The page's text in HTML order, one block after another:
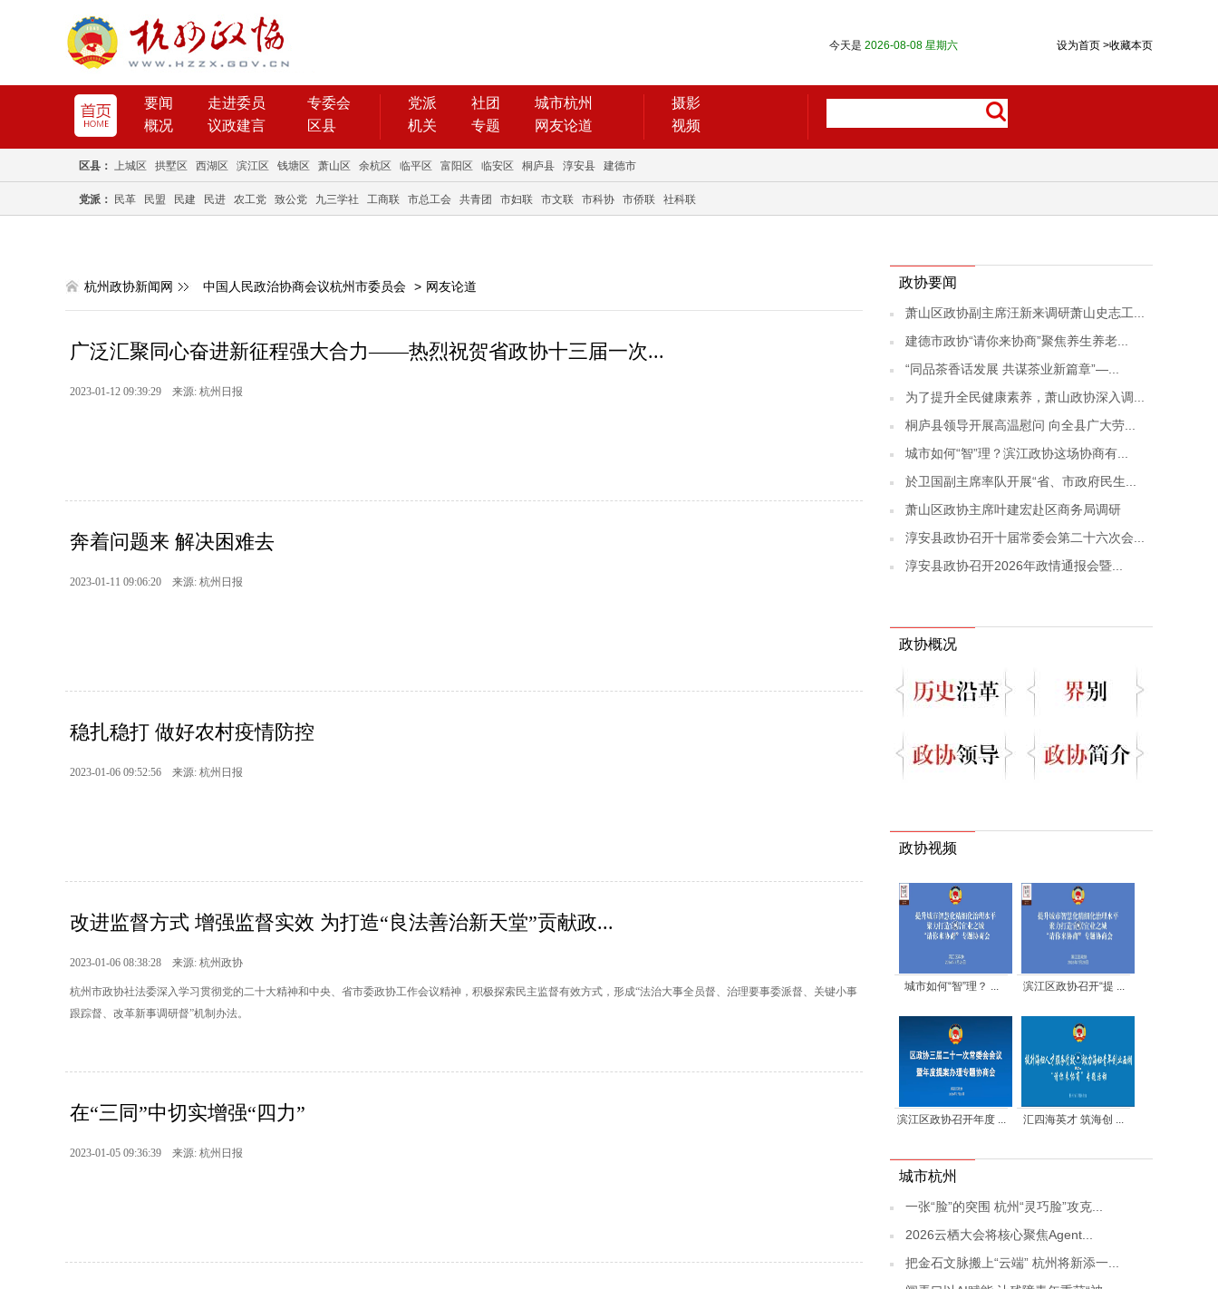
设为首页 >收藏本页
今天是 2026-08-08 星期六
要闻 走进委员
专委会
概况
议政建言 区县
党派 社团
城市杭州
机关
专题 网友论道
摄影
视频
区县： 上城区 拱墅区 西湖区 滨江区 钱塘区 萧山区 余杭区 临平区 富阳区 临安区 桐庐县 淳安县 建德市
党派： 民革 民盟 民建 民进 农工党 致公党 九三学社 工商联 市总工会 共青团 市妇联 市文联 市科协 市侨联 社科联
杭州政协新闻网 中国人民政治协商会议杭州市委员会 > 网友论道
广泛汇聚同心奋进新征程强大合力——热烈祝贺省政协十三届一次...
2023-01-12 09:39:29 来源: 杭州日报
奔着问题来 解决困难去
2023-01-11 09:06:20 来源: 杭州日报
稳扎稳打 做好农村疫情防控
2023-01-06 09:52:56 来源: 杭州日报
改进监督方式 增强监督实效 为打造“良法善治新天堂”贡献政...
2023-01-06 08:38:28 来源: 杭州政协
杭州市政协社法委深入学习贯彻党的二十大精神和中央、省市委政协工作会议精神，积极探索民主监督有效方式，形成“法治大事全员督、治理要事委派督、关键小事
跟踪督、改革新事调研督”机制办法。
在“三同”中切实增强“四力”
2023-01-05 09:36:39 来源: 杭州日报
政协要闻
萧山区政协副主席汪新来调研萧山史志工...
建德市政协“请你来协商”聚焦养生养老...
“同品茶香话发展 共谋茶业新篇章”—...
为了提升全民健康素养，萧山政协深入调...
桐庐县领导开展高温慰问 向全县广大劳...
城市如何“智”理？滨江政协这场协商有...
於卫国副主席率队开展“省、市政府民生...
萧山区政协主席叶建宏赴区商务局调研
淳安县政协召开十届常委会第二十六次会...
淳安县政协召开2026年政情通报会暨...
政协概况
政协视频
城市如何“智”理？ ... 滨江区政协召开“提 ...
滨江区政协召开年度 ... 汇四海英才 筑海创 ...
城市杭州
一张“脸”的突围 杭州“灵巧脸”攻克...
2026云栖大会将核心聚焦Agent...
把金石文脉搬上“云端” 杭州将新添一...